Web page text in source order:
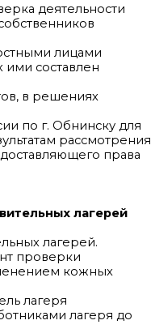
деятельности
лицами
составлен
в решениях
по г. Обнинску для
рассмотрения
права
лагерей
лагерей.
проверки
кожных
лагеря
лагеря до